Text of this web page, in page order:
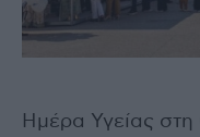
Ημέρα Υγείας